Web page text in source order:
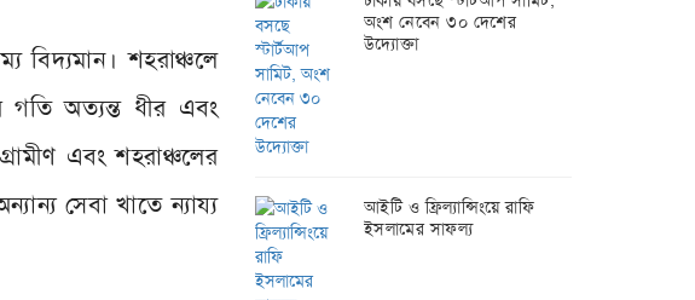
বিদ্যমান। শহরাঞ্চলে
গতি অত্যন্ত ধীর এবং
এবং শহরাঞ্চলের
সেবা খাতে ন্যায্য
অংশ নেবেন ৩০ দেশের
উদ্যোক্তা
আইটি ও ফ্রিল্যান্সিংয়ে রাফি
ইসলামের সাফল্য